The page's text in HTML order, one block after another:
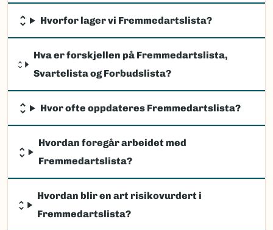
Hvorfor lager vi Fremmedartslista?
Hva er forskjellen på Fremmedartslista,
Svartelista og Forbudslista?
Hvor ofte oppdateres Fremmedartslista?
Hvordan foregår arbeidet med
Fremmedartslista?
Hvordan blir en art risikovurdert i
Fremmedartslista?